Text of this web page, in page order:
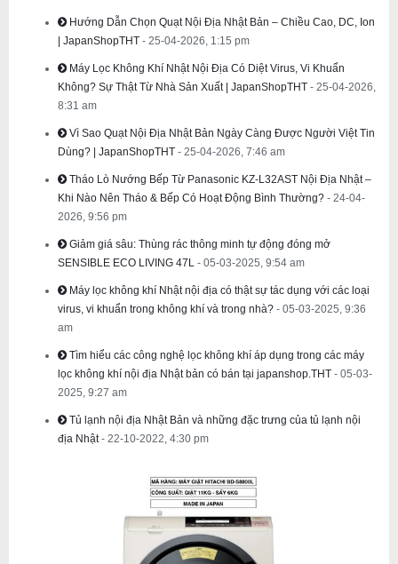
Hướng Dẫn Chọn Quạt Nội Địa Nhật Bản – Chiều Cao, DC, Ion
| JapanShopTHT - 25-04-2026, 1:15 pm
Máy Lọc Không Khí Nhật Nội Địa Có Diệt Virus, Vi Khuẩn
Không? Sự Thật Từ Nhà Sản Xuất | JapanShopTHT - 25-04-2026,
8:31 am
Vì Sao Quạt Nội Địa Nhật Bản Ngày Càng Được Người Việt Tin
Dùng? | JapanShopTHT - 25-04-2026, 7:46 am
Tháo Lò Nướng Bếp Từ Panasonic KZ-L32AST Nội Địa Nhật –
Khi Nào Nên Tháo & Bếp Có Hoạt Động Bình Thường? - 24-04-
2026, 9:56 pm
Giảm giá sâu: Thùng rác thông minh tự động đóng mở
SENSIBLE ECO LIVING 47L - 05-03-2025, 9:54 am
Máy lọc không khí Nhật nội địa có thật sự tác dụng với các loại
virus, vi khuẩn trong không khí và trong nhà? - 05-03-2025, 9:36
am
Tìm hiểu các công nghệ lọc không khí áp dụng trong các máy
lọc không khí nội địa Nhật bản có bán tại japanshop.THT - 05-03-
2025, 9:27 am
Tủ lạnh nội địa Nhật Bản và những đặc trưng của tủ lạnh nội
địa Nhật - 22-10-2022, 4:30 pm